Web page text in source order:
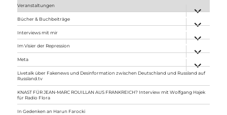
Veranstaltungen
anzeigen
Bücher & Buchbeiträge
anzeigen
Interviews mit mir
anzeigen
Im Visier der Repression
anzeigen
Meta
anzeigen
Livetalk über Fakenews und Desinformation zwischen Deutschland und Russland auf
Russland.tv
KNAST FÜR JEAN-MARC ROUILLAN AUS FRANKREICH? Interview mit Wolfgang Hajek
für Radio Flora
In Gedenken an Harun Farocki